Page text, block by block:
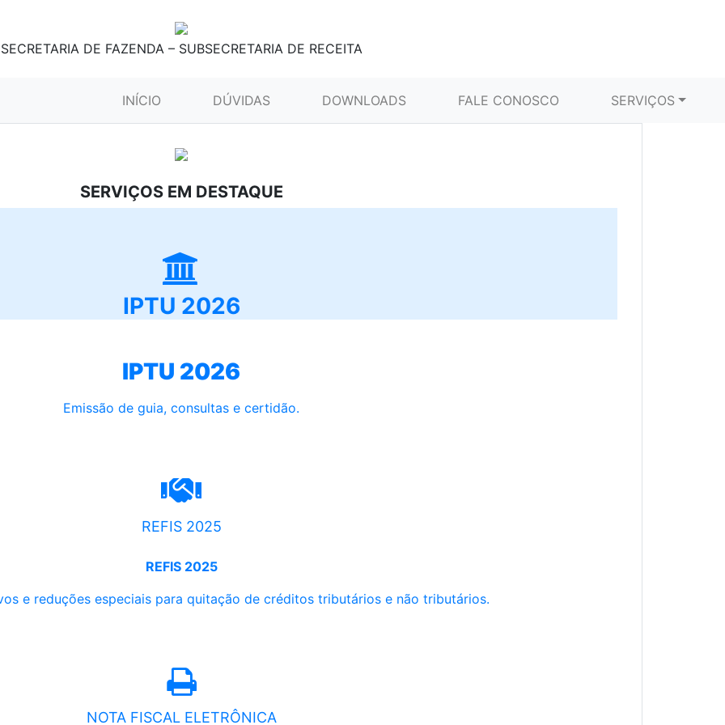
SECRETARIA DE FAZENDA – SUBSECRETARIA DE RECEITA
INÍCIO (CURRENT)DÚVIDAS DOWNLOADS FALE CONOSCO SERVIÇOS
SERVIÇOS EM DESTAQUE
IPTU 2026
IPTU 2026
Emissão de guia, consultas e certidão.
REFIS 2025
REFIS 2025
e reduções especiais para quitação de créditos tributários e não tributários.
NOTA FISCAL ELETRÔNICA